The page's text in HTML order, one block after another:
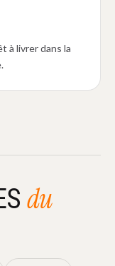
à livrer dans la
du